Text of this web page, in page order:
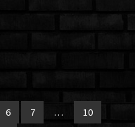
6 7 …
10